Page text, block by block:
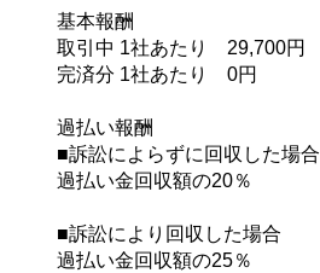
基本報酬
取引中 1社あたり 29,700円
完済分 1社あたり 0円
過払い報酬
■訴訟によらずに回収した場合
過払い金回収額の20％
■訴訟により回収した場合
過払い金回収額の25％